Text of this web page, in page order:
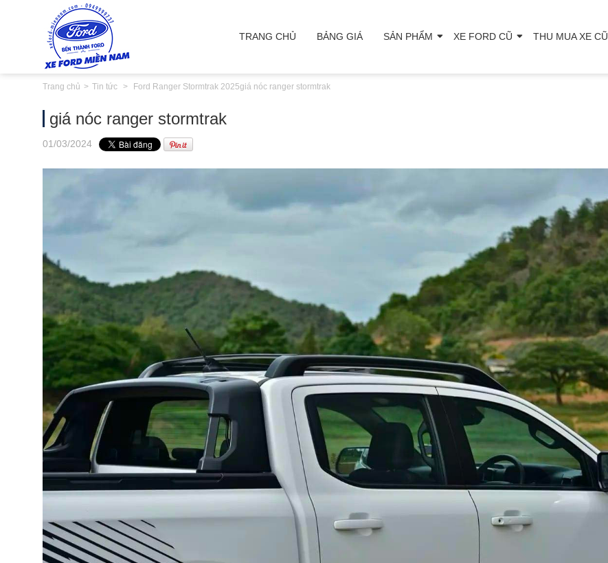
TRANG CHỦ BẢNG GIÁ SẢN PHẨM XE FORD CŨ THU MUA XE CŨ
Trang chủ Tin tức Ford Ranger Stormtrak 2025giá nóc ranger stormtrak
giá nóc ranger stormtrak
01/03/2024